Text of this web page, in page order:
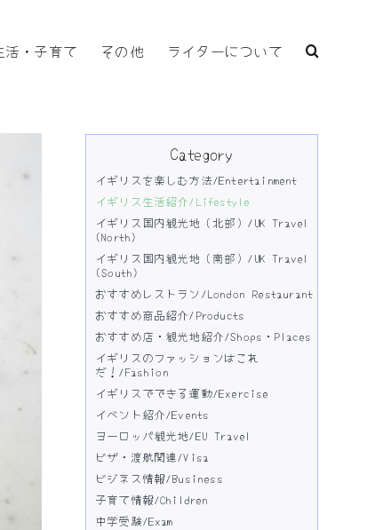
活・子育て その他 ライターについて
Category
イギリスを楽しむ方法/Entertainment
イギリス生活紹介/Lifestyle
イギリス国内観光地（北部）/UK Travel
(North)
イギリス国内観光地（南部）/UK Travel
(South)
おすすめレストラン/London Restaurant
おすすめ商品紹介/Products
おすすめ店・観光地紹介/Shops・Places
イギリスのファッションはこれ
だ！/Fashion
イギリスでできる運動/Exercise
イベント紹介/Events
ヨーロッパ観光地/EU Travel
ビザ・渡航関連/Visa
ビジネス情報/Business
子育て情報/Children
中学受験/Exam